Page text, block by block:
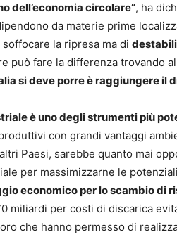
dell’economia circolare”, ha
da materie prime
la ripresa ma di
può fare la differenza trovando
si deve porre è raggiungere
è uno degli strumenti più
con grandi vantaggi
Paesi, sarebbe quanto mai
per massimizzarne le
economico per lo scambio di
miliardi per costi di discarica
che hanno permesso di